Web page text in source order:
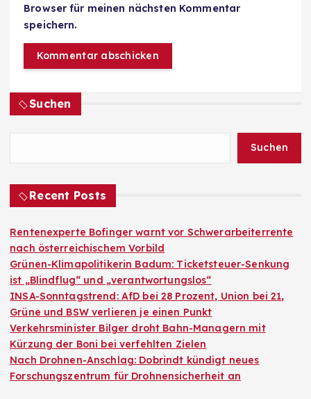
Browser für meinen nächsten Kommentar
speichern.
Suchen
Suchen
Recent Posts
Rentenexperte Bofinger warnt vor Schwerarbeiterrente
nach österreichischem Vorbild
Grünen-Klimapolitikerin Badum: Ticketsteuer-Senkung
ist „Blindflug“ und „verantwortungslos“
INSA-Sonntagstrend: AfD bei 28 Prozent, Union bei 21,
Grüne und BSW verlieren je einen Punkt
Verkehrsminister Bilger droht Bahn-Managern mit
Kürzung der Boni bei verfehlten Zielen
Nach Drohnen-Anschlag: Dobrindt kündigt neues
Forschungszentrum für Drohnensicherheit an